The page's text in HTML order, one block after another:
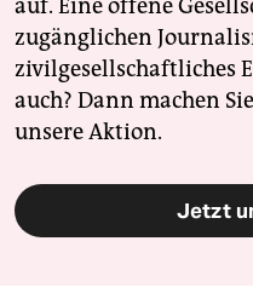
auf. Eine offene
zugänglichen
zivilgesellschaftliches
auch? Dann machen
unsere Aktion.
Jetzt